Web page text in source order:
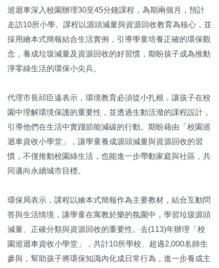
巡迴車深入校園辦理30至45分鐘課程，為期兩個月，預計
走訪10所小學。課程以源頭減量與資源回收教育為核心，並
採用繪本式簡報結合生活實例，引導學童培養正確的環保觀
念，養成垃圾減量及資源回收的好習慣，期盼孩子成為推動
淨零綠生活的環保小尖兵。
代理市長邱臣遠表示，環境教育必須從小扎根，讓孩子在校
園中理解環境保護的重要性，並透過生動活潑的課程設計，
引導他們在生活中實踐節能減碳的行動。期盼藉由「校園巡
迴車資收小學堂」，讓學童養成源頭減量與資源回收的習
慣，不僅推動校園綠生活，也能進一步帶動家庭與社區，共
同邁向永續城市目標。
環保局表示，課程以繪本式簡報作為主要教材，結合互動問
答與生活情境，讓學童在寓教於樂的氛圍中，學習垃圾源頭
減量、正確分類與資源回收的重要性。去(113)年辦理「校
園巡迴車資收小學堂」，共計10所學校、超過2,000名師生
參與，幫助孩子將環保知識內化成日常行為，進一步養成主